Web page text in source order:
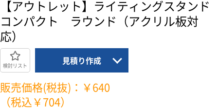
【アウトレット】ライティングスタンド
コンパクト ラウンド（アクリル板対
応）
検討リスト
見積り作成
販売価格(税抜)：￥640
（税込￥704）